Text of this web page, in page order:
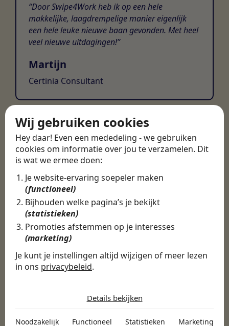
Wij gebruiken cookies
Hey daar! Even een mededeling - we gebruiken
cookies om informatie over jou te verzamelen. Dit
is wat we ermee doen:
Je website-ervaring soepeler maken
(functioneel)
Bijhouden welke pagina’s je bekijkt
(statistieken)
Promoties afstemmen op je interesses
(marketing)
Je kunt je instellingen altijd wijzigen of meer lezen
in ons privacybeleid.
Noodzakelijk
Details bekijken
Noodzakelijk Functioneel Statistieken Marketing
Door Swipe4Work heb ik op een hele
makkelijke, laagdrempelige manier eigenlijk
een hele leuke nieuwe baan gevonden. Met heel
veel nieuwe uitdagingen!
Martijn
Certinia Consultant